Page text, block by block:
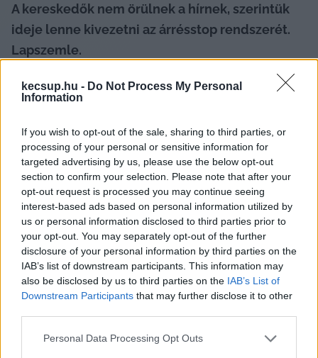
kecsup.hu - Do Not Process My Personal
Information
If you wish to opt-out of the sale, sharing to third parties, or
processing of your personal or sensitive information for
targeted advertising by us, please use the below opt-out
section to confirm your selection. Please note that after your
opt-out request is processed you may continue seeing
interest-based ads based on personal information utilized by
us or personal information disclosed to third parties prior to
your opt-out. You may separately opt-out of the further
disclosure of your personal information by third parties on the
IAB’s list of downstream participants. This information may
also be disclosed by us to third parties on the IAB’s List of
Downstream Participants that may further disclose it to other
Please note that this website/app uses one or more Google
Personal Data Processing Opt Outs
A kereskedők nem örülnek a hírnek, szerintük
ideje lenne kivezetni az árrésstop rendszerét.
Lapszemle.
A Nemzetgazdasági Minisztérium (NGM) nem
várta meg február végét, már bejelentette, hogy
hónappal kitolja – írja az Azénpénzem. A
gazdasági portál szerint a kereskedők nem
örülnek a hírnek, szerintük az intézkedés
kivezetéséhez megszabott feltételek már rég
teljesültek.
Mindeközben az Országos Kereskedelmi
Szövetség kifejtette, az árrésstop intézménye az
élelmiszer, illetve napicikk kiskereskedők